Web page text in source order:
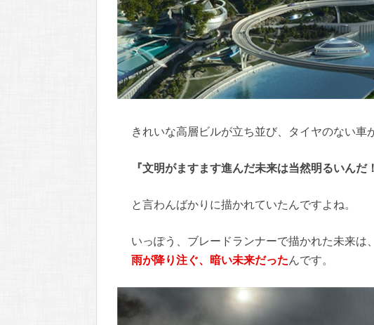
きれいな高層ビルが立ち並び、タイヤのない車
『文明がますます進んだ未来は当然明るいんだ
と言わんばかりに描かれていたんですよね。
いっぽう、ブレードランナーで描かれた未来は
雨が降り注ぐ、暗い未来だったんです。